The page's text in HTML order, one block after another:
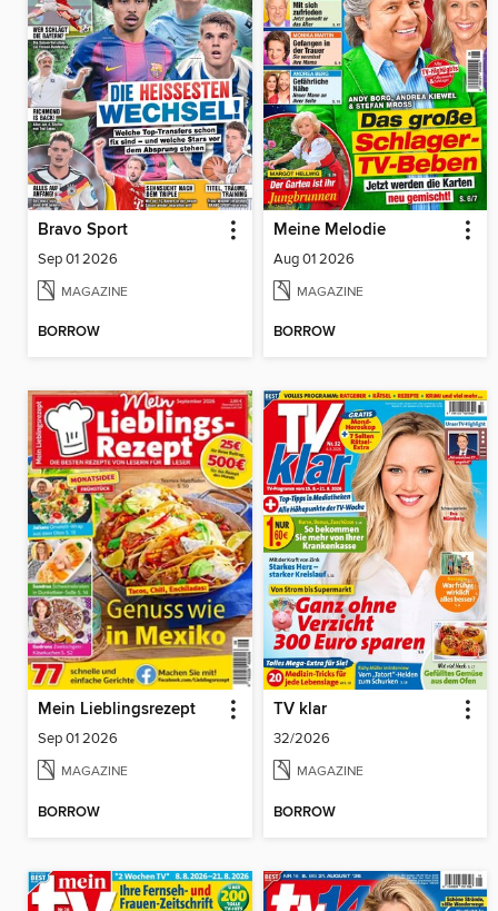
Bravo Sport
Sep 01 2026
MAGAZINE
BORROW
Meine Melodie
Aug 01 2026
MAGAZINE
BORROW
Mein Lieblingsrezept
Sep 01 2026
MAGAZINE
BORROW
TV klar
32/2026
MAGAZINE
BORROW